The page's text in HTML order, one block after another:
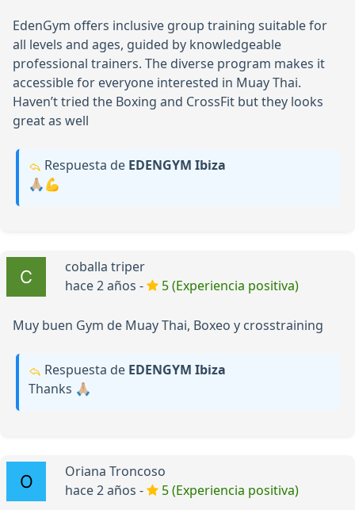
EdenGym offers inclusive group training suitable for
all levels and ages, guided by knowledgeable
professional trainers. The diverse program makes it
accessible for everyone interested in Muay Thai.
Haven’t tried the Boxing and CrossFit but they looks
great as well
Respuesta de EDENGYM Ibiza
🙏🏼💪
coballa triper
hace 2 años -
5 (Experiencia positiva)
Muy buen Gym de Muay Thai, Boxeo y crosstraining
Respuesta de EDENGYM Ibiza
Thanks 🙏🏼
Oriana Troncoso
hace 2 años -
5 (Experiencia positiva)